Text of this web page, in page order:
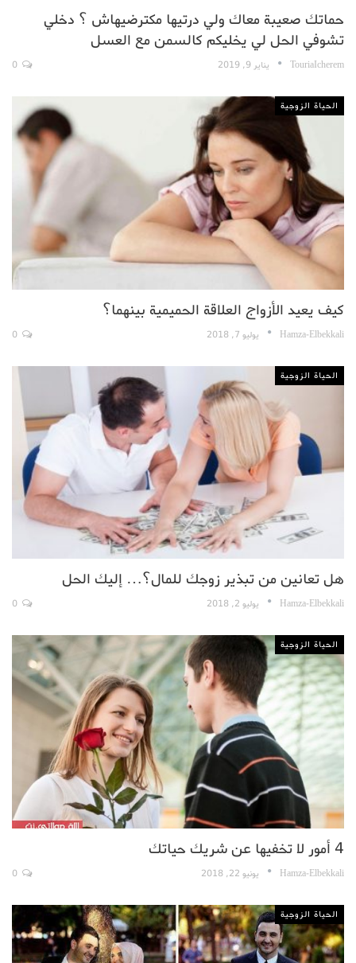
حماتك صعيبة معاك ولي درتيها مكترضيهاش ؟ دخلي
تشوفي الحل لي يخليكم كالسمن مع العسل
TouriaIcherem يناير 9, 2019
الحياة الزوجية
كيف يعيد الأزواج العلاقة الحميمية بينهما؟
Hamza-Elbekkali يوليو 7, 2018
الحياة الزوجية
هل تعانين من تبذير زوجك للمال؟… إليك الحل
Hamza-Elbekkali يوليو 2, 2018
الحياة الزوجية
4 أمور لا تخفيها عن شريك حياتك
Hamza-Elbekkali يونيو 22, 2018
الحياة الزوجية